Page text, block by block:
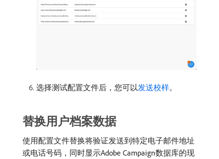
选择测试配置文件后，您可以发送校样。
替换用户档案数据
使用配置文件替换将验证发送到特定电子邮件地址
或电话号码，同时显示Adobe Campaign数据库的现